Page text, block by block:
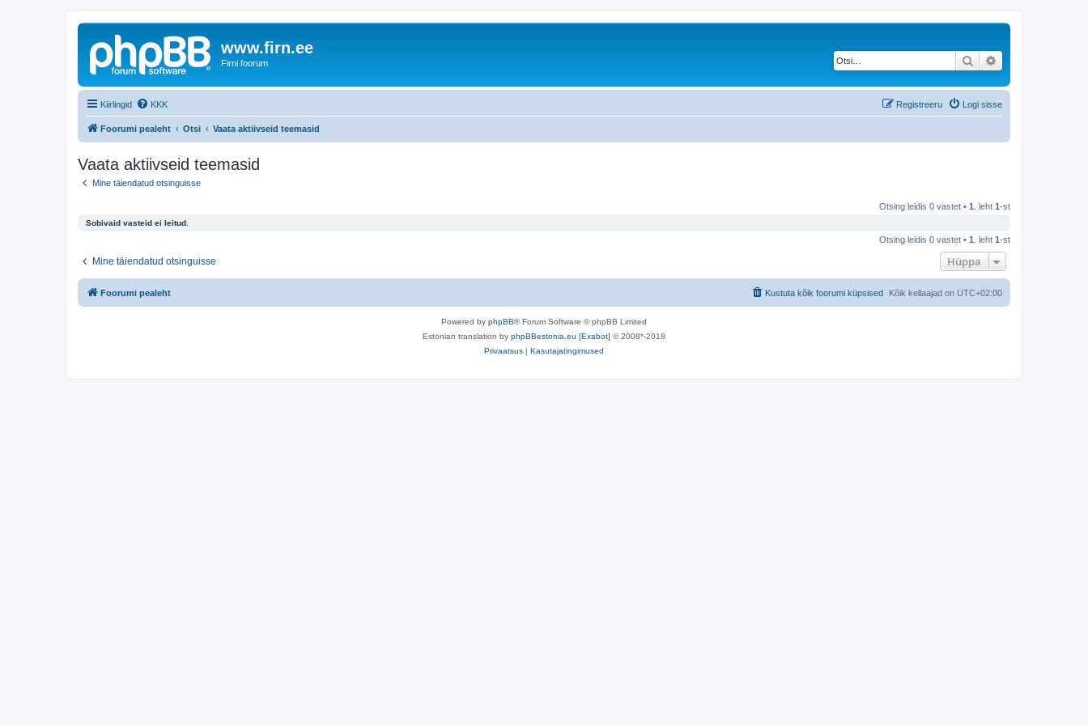
www.firn.ee
Firni foorum Otsi
Kiirlingid KKK Logi sisse
Registreeru
Foorumi pealeht Otsi Vaata aktiivseid teemasid
Vaata aktiivseid teemasid
Mine täiendatud otsinguisse
Otsing leidis 0 vastet • 1 . leht 1-st
Sobivaid vasteid ei leitud.
Otsing leidis 0 vastet • 1 . leht 1-st
Mine täiendatud otsinguisse Hüppa
Foorumi pealeht Kõik kellaajad on UTC+02:00
Kustuta kõik foorumi küpsised
Powered by phpBB® Forum Software © phpBB Limited
Estonian translation by phpBBestonia.eu [Exabot] © 2008*-2018
Privaatsus | Kasutajatingimused